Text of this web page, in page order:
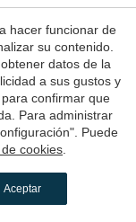
4.2
hacer funcionar de
su contenido.
datos de la
a sus gustos y
confirmar que
Para administrar
Puede
cookies
Aceptar